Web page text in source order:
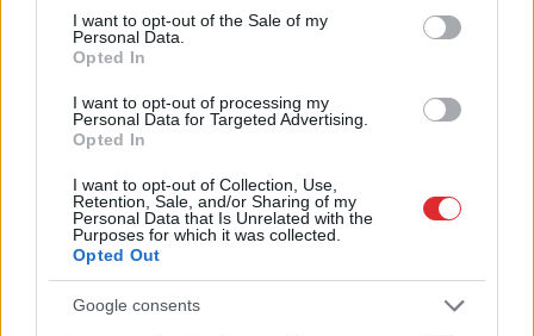
consent section.
I want to opt-out of the Sale of my
Personal Data.
Opted In
I want to opt-out of processing my
Personal Data for Targeted Advertising.
Opted In
I want to opt-out of Collection, Use,
Retention, Sale, and/or Sharing of my
Personal Data that Is Unrelated with the
Purposes for which it was collected.
Opted Out
Google consents
uzskatīt par
biedējošiem
kārtībā